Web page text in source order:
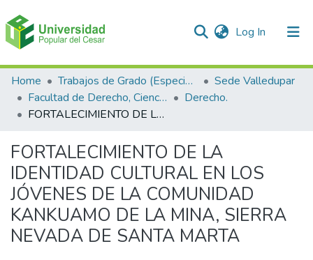
Log In (current)
Communities & Collections
All of DSpace
Home Trabajos de Grado (Especializaciones y Pregrados)
Sede Valledupar
Facultad de Derecho, Ciencias Políticas y Sociales.
Derecho.
FORTALECIMIENTO DE LA IDENTIDAD CULTURAL EN LOS JÓVENES DE LA COMUNIDAD KANKUAMO DE LA MINA, SIERRA NEVADA DE SANTA MARTA
FORTALECIMIENTO DE LA
IDENTIDAD CULTURAL EN LOS
JÓVENES DE LA COMUNIDAD
KANKUAMO DE LA MINA, SIERRA
NEVADA DE SANTA MARTA